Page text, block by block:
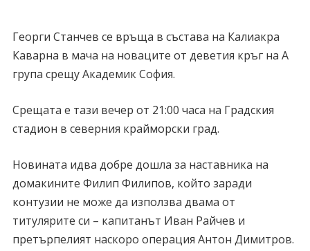
Георги Станчев се връща в състава на Калиакра
Каварна в мача на новаците от деветия кръг на А
група срещу Академик София.
Срещата е тази вечер от 21:00 часа на Градския
стадион в северния крайморски град.
Новината идва добре дошла за наставника на
домакините Филип Филипов, който заради
контузии не може да използва двама от
титулярите си – капитанът Иван Райчев и
претърпелият наскоро операция Антон Димитров.